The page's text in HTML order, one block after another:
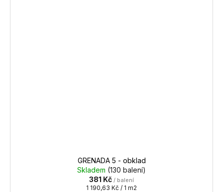
GRENADA 5 - obklad
Skladem (130 balení)
381 Kč / balení
Měrná
1 190,63 Kč / 1 m2